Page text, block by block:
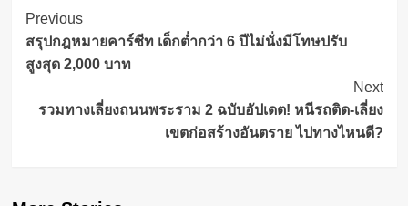
Post
Navigation
Previous
สรุปกฎหมายคาร์ซีท เด็กต่ำกว่า 6 ปีไม่นั่งมีโทษปรับ
สูงสุด 2,000 บาท
Next
รวมทางเลี่ยงถนนพระราม 2 ฉบับอัปเดต! หนีรถติด-เลี่ยง
เขตก่อสร้างอันตราย ไปทางไหนดี?